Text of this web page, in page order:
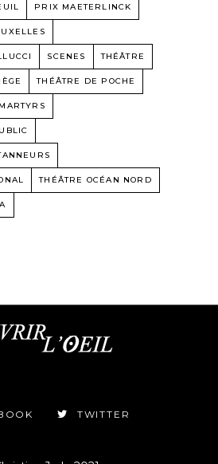
PRIX MAETERLINCK
SCENES THÉÂTRE
THÉÂTRE DE POCHE
THÉÂTRE OCÉAN NORD
TWITTER